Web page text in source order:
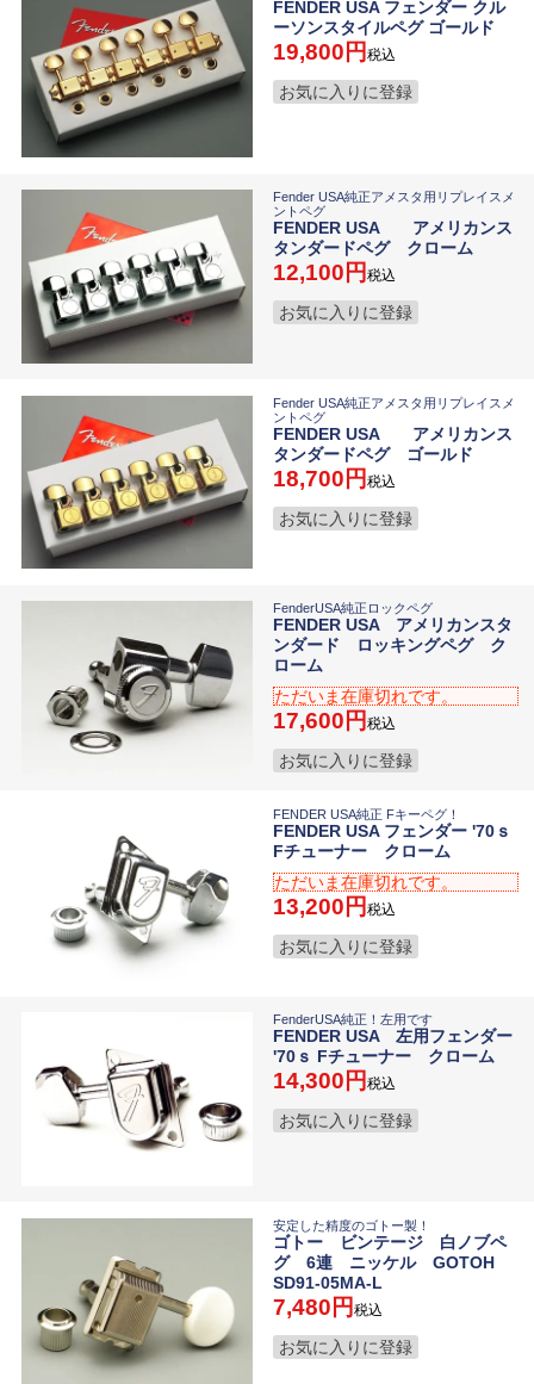
FENDER USA フェンダー クル
ーソンスタイルペグ ゴールド
19,800 税込
お気に入りに登録
Fender USA純正アメスタ用リプレイスメ
ントペグ
FENDER USA アメリカンス
タンダードペグ クローム
12,100 税込
お気に入りに登録
Fender USA純正アメスタ用リプレイスメ
ントペグ
FENDER USA アメリカンス
タンダードペグ ゴールド
18,700 税込
お気に入りに登録
FenderUSA純正ロックペグ
FENDER USA アメリカンスタ
ンダード ロッキングペグ ク
ローム
ただいま在庫切れです。
17,600 税込
お気に入りに登録
FENDER USA純正 Fキーペグ！
FENDER USA フェンダー '70ｓ
Fチューナー クローム
ただいま在庫切れです。
13,200 税込
お気に入りに登録
FenderUSA純正！左用です
FENDER USA 左用フェンダー
'70ｓ Fチューナー クローム
14,300 税込
お気に入りに登録
安定した精度のゴトー製！
ゴトー ビンテージ 白ノブペ
グ 6連 ニッケル GOTOH
SD91-05MA-L
7,480 税込
お気に入りに登録